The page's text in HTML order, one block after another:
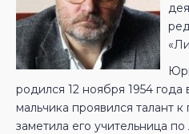
родился 12 ноября 1954
мальчика проявился талант к
заметила его учительница